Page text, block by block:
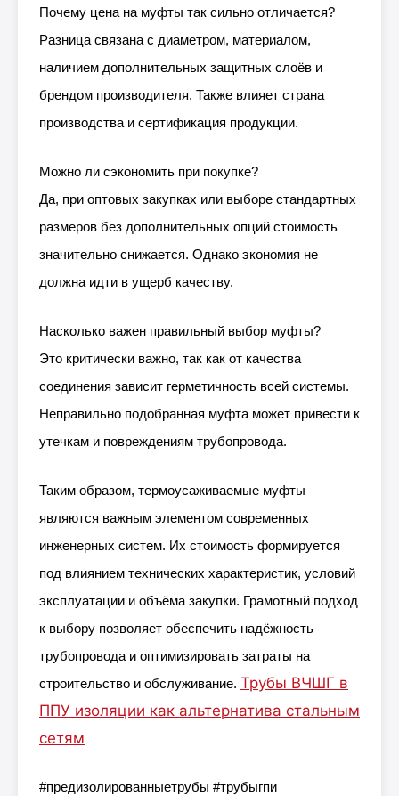
Почему цена на муфты так сильно отличается?
Разница связана с диаметром, материалом,
наличием дополнительных защитных слоёв и
брендом производителя. Также влияет страна
производства и сертификация продукции.
Можно ли сэкономить при покупке?
Да, при оптовых закупках или выборе стандартных
размеров без дополнительных опций стоимость
значительно снижается. Однако экономия не
должна идти в ущерб качеству.
Насколько важен правильный выбор муфты?
Это критически важно, так как от качества
соединения зависит герметичность всей системы.
Неправильно подобранная муфта может привести к
утечкам и повреждениям трубопровода.
Таким образом, термоусаживаемые муфты
являются важным элементом современных
инженерных систем. Их стоимость формируется
под влиянием технических характеристик, условий
эксплуатации и объёма закупки. Грамотный подход
к выбору позволяет обеспечить надёжность
трубопровода и оптимизировать затраты на
строительство и обслуживание. Трубы ВЧШГ в
ППУ изоляции как альтернатива стальным
сетям
#предизолированныетрубы #трубыгпи